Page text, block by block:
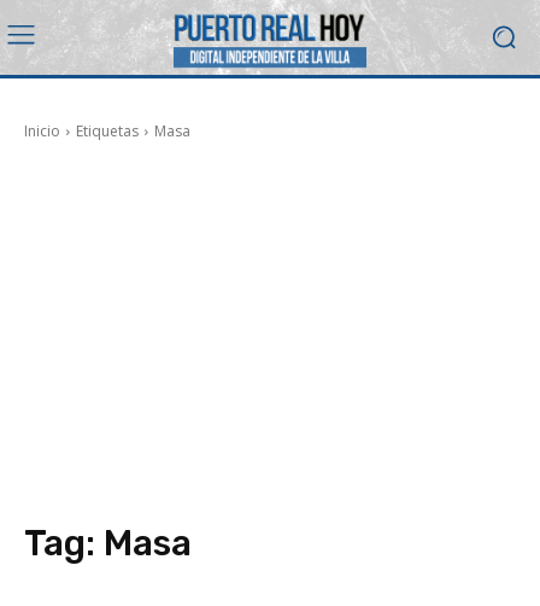
Inicio Etiquetas Masa
Tag: Masa